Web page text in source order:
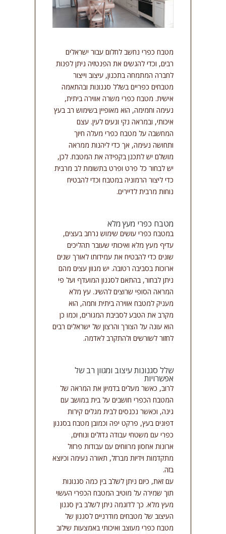
סמן קישורים
אפס
כל
האפשרויות
cached
מטבח כפרי נחשב לחלום עבור ישראלים
רבים, וכדי להגשים את הפנטזיה ניתן לפנות
לחברה המתמחה בתכנון, עיצוב וייצור
מטבחים כפריים בשלל סגנונות ובהתאמה
אישית. מטבח כפרי משרה אווירה ביתית,
נעימה וחמימה, הוא מאופיין בשימוש רב בעץ
איכותי, ובמראה נקי ונעים לעין. עצם
המחשבה על מטבח כפרי מעלה חיוך
ותחושה נעימה, אך כדי ליהנות ממראה
מושלם יש לתכנן בקפידה את המטבח. לכן,
יש לבחור כל פרט ופרט בתשומת לב מרבית
כדי ליצור הרמוניה במטבח וכדי להבטיח
נוחות מרבית לדיירים.
מטבח כפרי מעץ מלא
במטבח כפרי עושים שימוש נרחב בעצים,
עדיף מעץ מלא ואיכותי שעובר תהליכים
שונים כדי להבטיח את עמידותו לאורך שנים
ארוכות בסביבה רטובה. יש מגוון עצים מהם
ניתן לבחור, בהתאם לסגנון המועדף ועל פי
המראה הסופי שרוצים להשיג. עץ מלא
מעניק למטבח אווירה ביתית וחמה, הוא
מקרב את הטבע לסביבת המגורים, וכמו כן
הוא עונה על הצורך והרצון של ישראלים רבים
לחזור לשורשים ולהתקרב לאדמה.
שלל סגנונות עיצוב ומגוון רב של
אפשרויות
לרוב, כאשר מעלים בדמיון את המראה של
המטבח הכפרי חושבים על בית במושב עם
גינה, וכאשר נכנסים לבית מגלים קירות
דפונים בעץ, פרקט יפה וכמובן מטבח בסגנון
כפרי עם משטחי עבודה גדולים ונוחים,
ארונות אחסון מרווחים עם עבודות פרזול
מתקדמות וידיות מברזל, תאורה נעימה וכיוצא
בזה.
עם זאת, כיום ניתן לשלב בין כמה סגנונות
תוך שמירה על מוטיב המטבח הכפרי העשוי
מעץ מלא. כך לדוגמה ניתן לשלב בין סגנון
העיצוב של מטבחים מודרניים לסגנון של
מטבח כפרי מעוצב ואיכותי באמצעות שילוב